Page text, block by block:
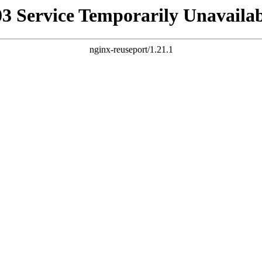
Service Temporarily
nginx-reuseport/1.21.1